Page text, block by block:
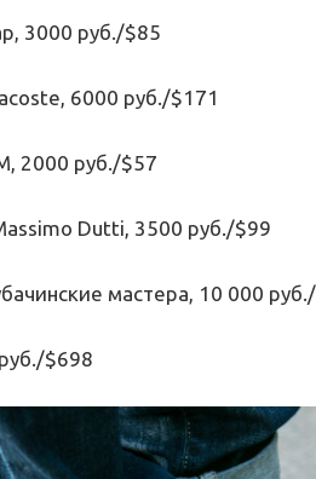
3000 руб./$85
6000 руб./$171
2000 руб./$57
Dutti, 3500 руб./$99
мастера, 10 000
$698